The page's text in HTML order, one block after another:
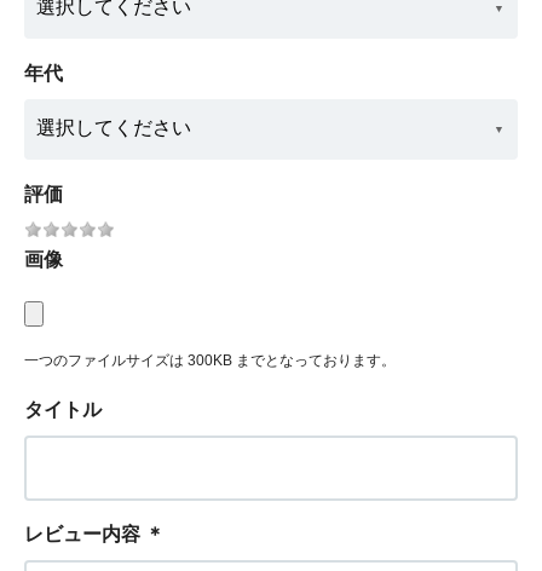
年代
評価
画像
一つのファイルサイズは 300KB までとなっております。
タイトル
レビュー内容 ＊